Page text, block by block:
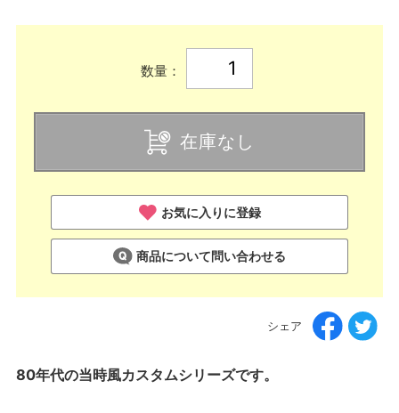
数量：
在庫なし
お気に入りに登録
商品について問い合わせる
シェア
80年代の当時風カスタムシリーズです。